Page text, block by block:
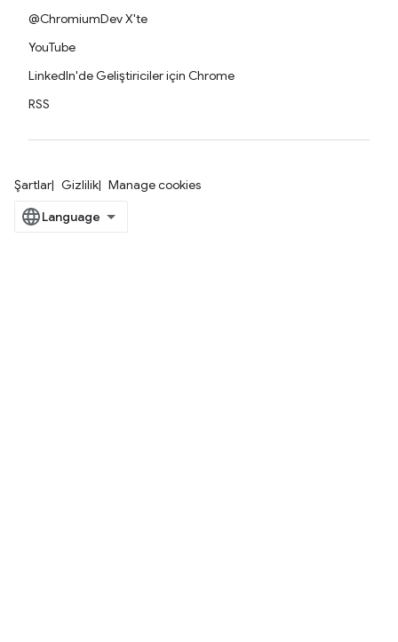
@ChromiumDev X'te
YouTube
LinkedIn'de Geliştiriciler için Chrome
RSS
Şartlar Gizlilik Manage cookies